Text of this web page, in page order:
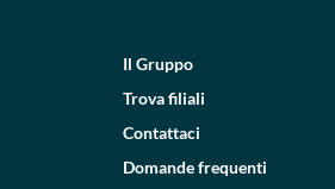
Il Gruppo
Trova filiali
Contattaci
Domande frequenti